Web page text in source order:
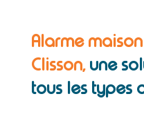
Alarme
Clisson, une
tous les types